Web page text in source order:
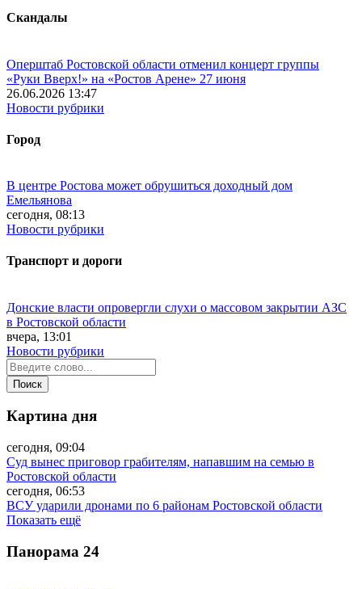
Скандалы
Оперштаб Ростовской области отменил концерт группы
«Руки Вверх!» на «Ростов Арене» 27 июня
26.06.2026 13:47
Новости рубрики
Город
В центре Ростова может обрушиться доходный дом
Емельянова
сегодня, 08:13
Новости рубрики
Транспорт и дороги
Донские власти опровергли слухи о массовом закрытии АЗС
в Ростовской области
вчера, 13:01
Новости рубрики
Картина дня
сегодня, 09:04
Суд вынес приговор грабителям, напавшим на семью в
Ростовской области
сегодня, 06:53
ВСУ ударили дронами по 6 районам Ростовской области
Показать ещё
Панорама 24